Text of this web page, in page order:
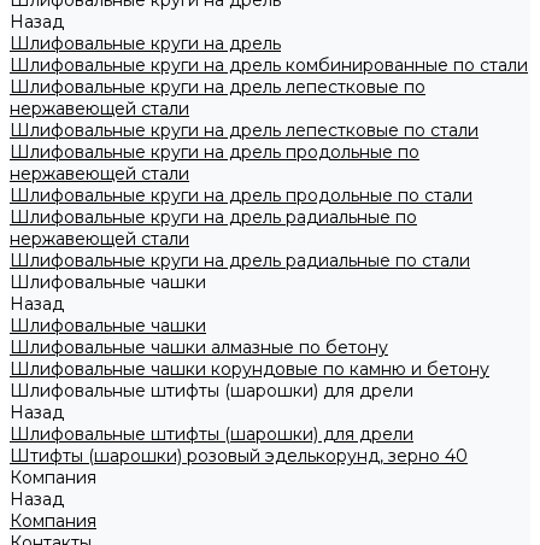
Назад
Шлифовальные круги на дрель
Шлифовальные круги на дрель комбинированные по стали
Шлифовальные круги на дрель лепестковые по
нержавеющей стали
Шлифовальные круги на дрель лепестковые по стали
Шлифовальные круги на дрель продольные по
нержавеющей стали
Шлифовальные круги на дрель продольные по стали
Шлифовальные круги на дрель радиальные по
нержавеющей стали
Шлифовальные круги на дрель радиальные по стали
Шлифовальные чашки
Назад
Шлифовальные чашки
Шлифовальные чашки алмазные по бетону
Шлифовальные чашки корундовые по камню и бетону
Шлифовальные штифты (шарошки) для дрели
Назад
Шлифовальные штифты (шарошки) для дрели
Штифты (шарошки) розовый эделькорунд, зерно 40
Компания
Назад
Компания